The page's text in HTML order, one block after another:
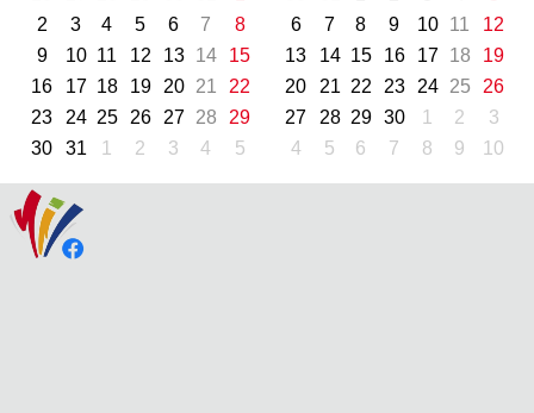
2
3 4 5 6 7
8
9
10 11 12 13 14
15
16
17 18 19 20 21
22
23
24 25 26 27 28
29
30
31 1 2 3 4 5
6
7 8 9 10 11
12
13
14 15 16 17 18
19
20
21 22 23 24 25
26
27
28 29 30 1 2
3
4
5 6 7 8 9 10